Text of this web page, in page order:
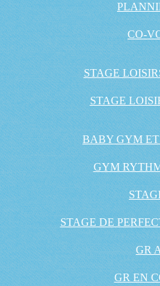
CO-
STAGE
STAGE
BABY GYM
GYM
STAGE DE
GR
GR EN